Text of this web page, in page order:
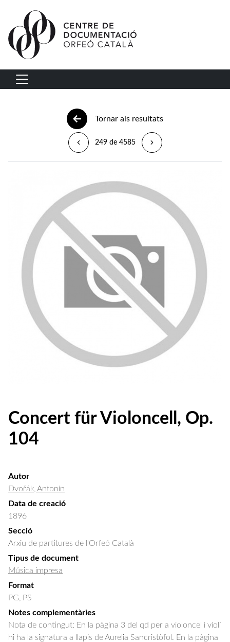
Vés al contingut
Navegació principal
Tornar als resultats
249 de 4585
Concert für Violoncell, Op.
104
Autor
Dvořák, Antonín
Data de creació
1896
Secció
Arxiu de partitures de l'Orfeó Català
Tipus de document
Música impresa
Format
PG, PS
Notes complementàries
Nota de contingut: En la pàgina 3 del qd per a violoncel i violí
hi ha la signatura a llapis de Aurelia Sancristòfol. En la pàgina